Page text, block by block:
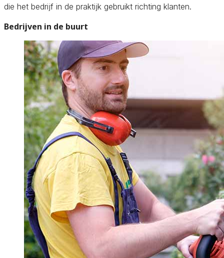
die het bedrijf in de praktijk gebruikt richting klanten.
Bedrijven in de buurt